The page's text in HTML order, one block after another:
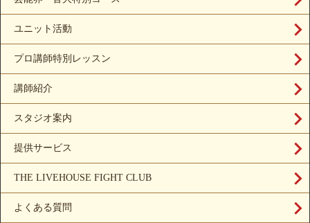
ユニット活動
プロ講師特別レッスン
講師紹介
スタジオ案内
提供サービス
THE LIVEHOUSE FIGHT CLUB
よくある質問